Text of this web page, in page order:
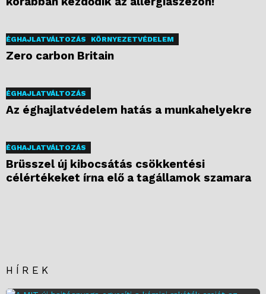
ÉGHAJLATVÁLTOZÁS KÖRNYEZETVÉDELEM
Zero carbon Britain
ÉGHAJLATVÁLTOZÁS
Az éghajlatvédelem hatás a munkahelyekre
ÉGHAJLATVÁLTOZÁS
Brüsszel új kibocsátás csökkentési
célértékeket írna elő a tagállamok szamara
HÍREK